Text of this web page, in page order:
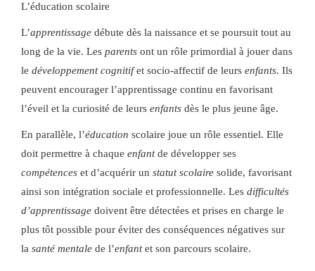
L’éducation scolaire
L’apprentissage débute dès la naissance et se poursuit tout au
long de la vie. Les parents ont un rôle primordial à jouer dans
le développement cognitifet socio-affectif de leurs enfants. Ils
peuvent encourager l’apprentissage continu en favorisant
l’éveil et la curiosité de leurs enfants dès le plus jeune âge.
En parallèle, l’éducation scolaire joue un rôle essentiel. Elle
doit permettre à chaque enfantde développer ses
compétences et d’acquérir un statut scolaire solide, favorisant
ainsi son intégration sociale et professionnelle. Les difficultés
d’apprentissage doivent être détectées et prises en charge le
plus tôt possible pour éviter des conséquences négatives sur
la santé mentale de l’enfantet son parcours scolaire.